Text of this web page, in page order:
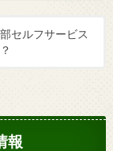
セルフサービス
報